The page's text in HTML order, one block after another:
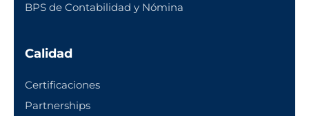
BPS de Contabilidad y Nómina
Calidad
Certificaciones
Partnerships